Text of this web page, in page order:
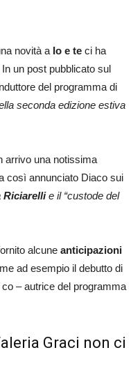
novità a Io e te ci ha
In un post pubblicato sul
del programma di
seconda edizione estiva
arrivo una notissima
così annunciato Diaco sui
Riciarellie il “custode del
alcune anticipazioni
ad esempio il debutto di
– autrice del programma
Graci non ci